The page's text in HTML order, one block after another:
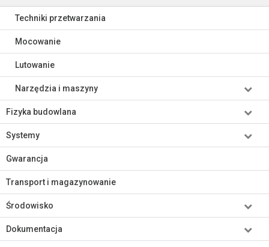
Techniki przetwarzania
Mocowanie
Lutowanie
Narzędzia i maszyny
Fizyka budowlana
Systemy
Gwarancja
Transport i magazynowanie
Środowisko
Dokumentacja